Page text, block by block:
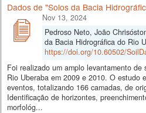
Dados de "Solos da Bacia
Nov 13, 2024
Pedroso Neto, João
da Bacia Hidrográfica do Rio
https://doi.org/10.60502/
Foi realizado um amplo levantamento de
Rio Uberaba em 2009 e 2010. O estudo
eventos, totalizando 166 camadas, de
Identificação de horizontes,
morfológ...